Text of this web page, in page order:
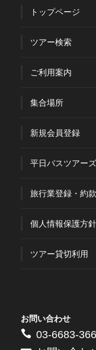
トップページ
ツアー検索
ご利用案内
集合場所
新規会員登録
平日バスツアー
旅行業登録・約款
個人情報保護方針
ツアー貸切利用
お問い合わせ
03-6683-